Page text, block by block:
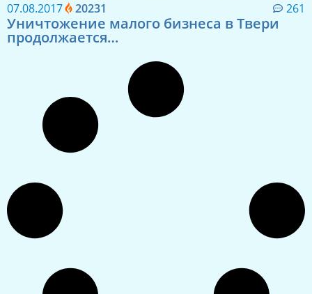
07.08.2017 20231 261
Уничтожение малого бизнеса в Твери
продолжается…